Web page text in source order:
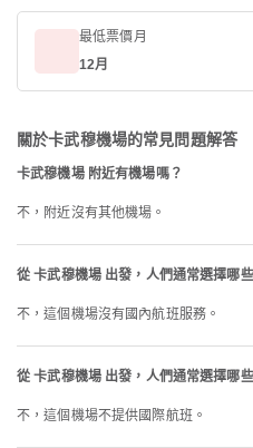
最低票價月
12月
關於卡武穆機場的常見問題解答
卡武穆機場 附近有機場嗎？
不，附近沒有其他機場。
從 卡武穆機場 出發，人們通常選擇哪
不，這個機場沒有國內航班服務。
從 卡武穆機場 出發，人們通常選擇哪
不，這個機場不提供國際航班。